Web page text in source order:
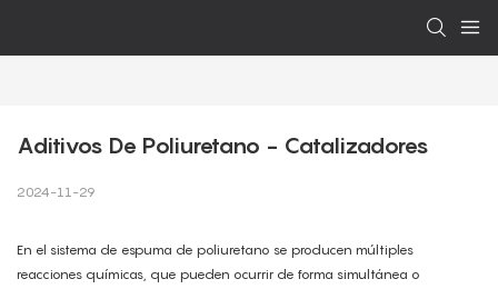
Aditivos De Poliuretano - Catalizadores
2024-11-29
En el sistema de espuma de poliuretano se producen múltiples
reacciones químicas, que pueden ocurrir de forma simultánea o